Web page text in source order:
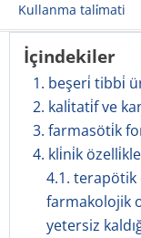
Kullanma tali̇mati
İçindekiler
1. beşeri̇ tibbi̇
2. kali̇tati̇f ve
3. farmasöti̇k
4. kli̇ni̇k
4.1.
farmakolojik
yetersiz